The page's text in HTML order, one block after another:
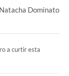
Natacha Dominato
a curtir esta